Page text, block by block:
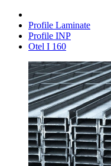
Profile Laminate
Profile INP
Otel I 160